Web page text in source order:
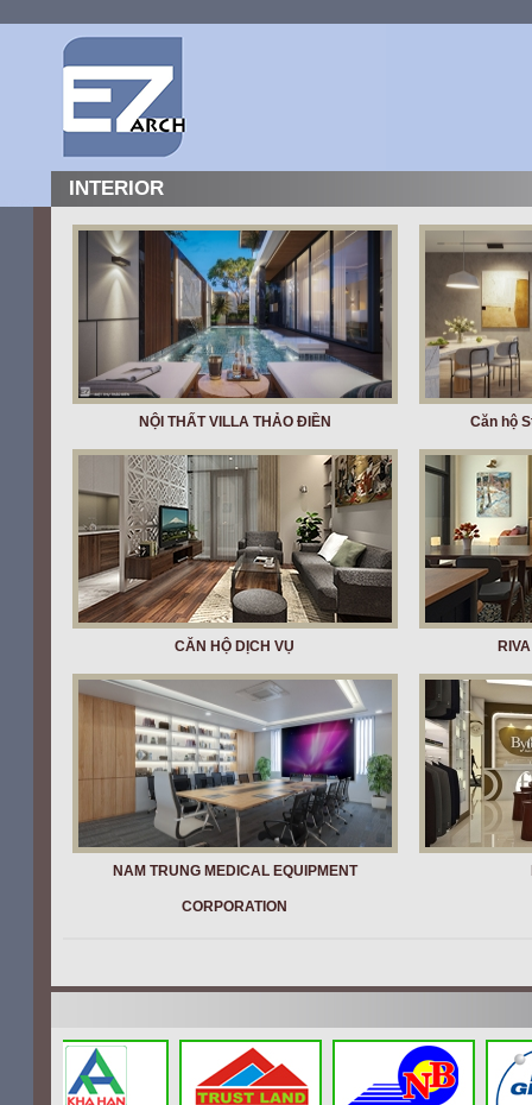
INTERIOR
NỘI THẤT VILLA THẢO ĐIỀN Căn hộ
CĂN HỘ DỊCH VỤ
NAM TRUNG MEDICAL EQUIPMENT
CORPORATION